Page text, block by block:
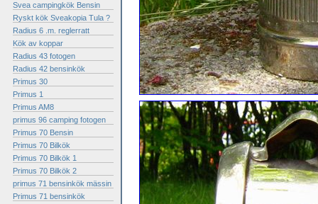
Svea campingkök Bensin
Ryskt kök Sveakopia Tula ?
Radius 6 .m. reglerratt
Kök av koppar
Radius 43 fotogen
Radius 42 bensinkök
Primus 30
Primus 1
Primus AM8
primus 96 camping fotogen
Primus 70 Bensin
Primus 70 Bilkök
Primus 70 Bilkök 1
Primus 70 Bilkök 2
primus 71 bensinkök mässin
Primus 71 bensinkök